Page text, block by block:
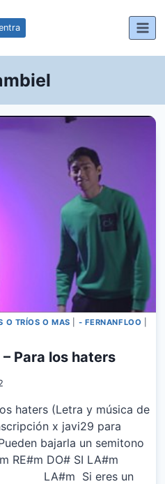
O TRÍOS O MAS - FERNANFLOO
Para los haters
haters (Letra y música de
x javi29 para
bajarla un semitono
RE#m DO# SI LA#m
Si eres un